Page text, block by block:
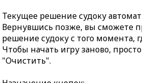
Текущее решение судоку
Вернувшись позже, вы сможете
решение судоку с того момента,
Чтобы начать игру заново,
"Очистить".